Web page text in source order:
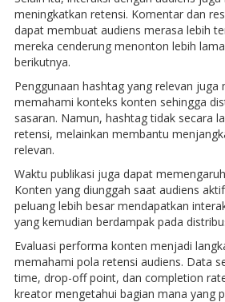
meningkatkan retensi. Komentar dan
dapat membuat audiens merasa lebih
mereka cenderung menonton lebih
berikutnya.
Penggunaan hashtag yang relevan
memahami konteks konten sehingga
sasaran. Namun, hashtag tidak secara
retensi, melainkan membantu
relevan.
Waktu publikasi juga dapat
Konten yang diunggah saat audiens
peluang lebih besar mendapatkan
yang kemudian berdampak pada
Evaluasi performa konten menjadi
memahami pola retensi audiens. Data
time, drop-off point, dan completion
kreator mengetahui bagian mana yang